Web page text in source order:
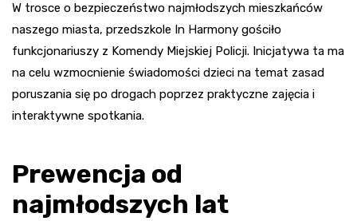
W trosce o bezpieczeństwo najmłodszych mieszkańców
naszego miasta, przedszkole In Harmony gościło
funkcjonariuszy z Komendy Miejskiej Policji. Inicjatywa ta ma
na celu wzmocnienie świadomości dzieci na temat zasad
poruszania się po drogach poprzez praktyczne zajęcia i
interaktywne spotkania.
Prewencja od
najmłodszych lat